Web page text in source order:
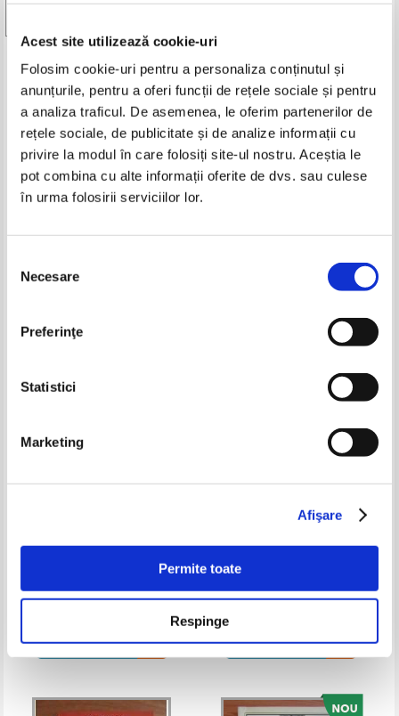
Acest site utilizează cookie-uri
Folosim cookie-uri pentru a personaliza conținutul și
anunțurile, pentru a oferi funcții de rețele sociale și pentru
a analiza traficul. De asemenea, le oferim partenerilor de
rețele sociale, de publicitate și de analize informații cu
privire la modul în care folosiți site-ul nostru. Aceștia le
pot combina cu alte informații oferite de dvs. sau culese
în urma folosirii serviciilor lor.
consimțământului
Necesare
Preferinţe
Statistici
Marketing
Afişare
Permite toate
Respinge
Aurelia Marinescu - Codul bunelor
Pret:18,00Lei
Pret:60,00Lei
maniere astazi (cu autograf)
Produse din aceeasi categorie
Pret:10,00Lei
Teodor Baconsky - Despre
Lei
Augustin Buzura - Absentii
Adaugă în coș
-60%
Florin Ionita - Limba si literatura
Adaugă în coș